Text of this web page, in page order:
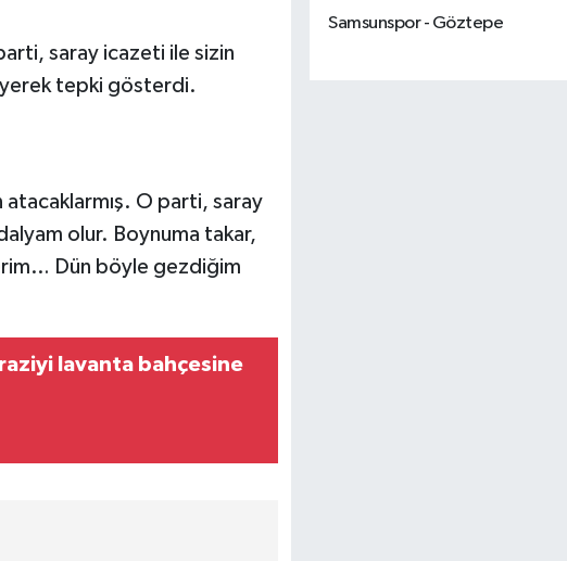
saray icazeti ile sizin
tepki gösterdi.
atacaklarmış. O parti, saray
olur. Boynuma takar,
Dün böyle gezdiğim
lavanta bahçesine
Samsunspor - Göztepe